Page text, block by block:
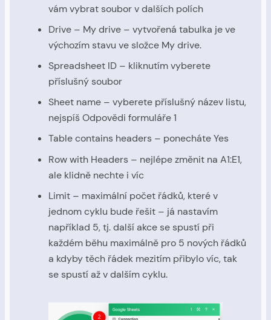
vám vybrat soubor v dalších polích
Drive – My drive – vytvořená tabulka je ve
výchozím stavu ve složce My drive.
Spreadsheet ID – kliknutím vyberete
příslušný soubor
Sheet name – vyberete příslušný název listu,
nejspíš Odpovědi formuláře 1
Table contains headers – ponecháte Yes
Row with Headers – nejlépe změnit na A1:E1,
ale klidně nechte i víc
Limit – maximální počet řádků, které v
jednom cyklu bude řešit – já nastavím
například 5, tj. další akce se spustí při
každém běhu maximálně pro 5 nových řádků
a kdyby těch řádek mezitím přibylo víc, tak
se spustí až v dalším cyklu.